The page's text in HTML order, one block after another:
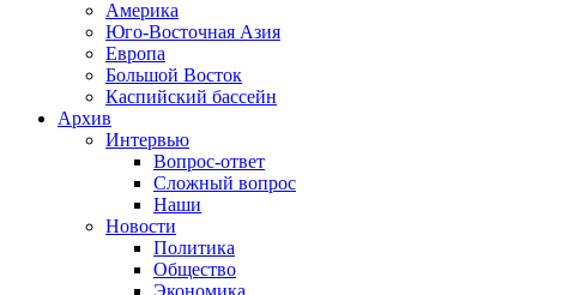
Америка
Юго-Восточная Азия
Европа
Большой Восток
Каспийский бассейн
Архив
Интервью
Вопрос-ответ
Сложный вопрос
Наши
Новости
Политика
Общество
Экономика